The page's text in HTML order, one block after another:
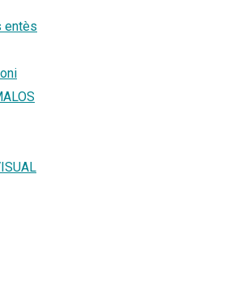
entès